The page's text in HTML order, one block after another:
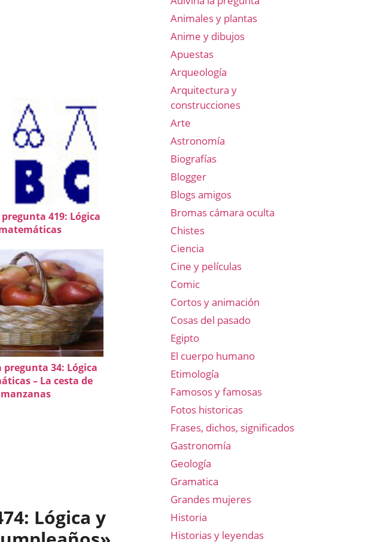
419: Lógica
34: Lógica
– La cesta de
manzanas
Lógica y
Animales y plantas
Anime y dibujos
Apuestas
Arqueología
Arquitectura y
construcciones
Arte
Astronomía
Biografías
Blogger
Blogs amigos
Bromas cámara oculta
Chistes
Ciencia
Cine y películas
Comic
Cortos y animación
Cosas del pasado
Egipto
El cuerpo humano
Etimología
Famosos y famosas
Fotos historicas
Frases, dichos, significados
Gastronomía
Geología
Gramatica
Grandes mujeres
Historia
Historias y leyendas